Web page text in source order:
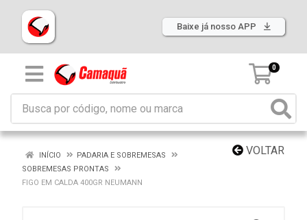
Baixe já nosso APP
0
VOLTAR
INÍCIO
PADARIA E SOBREMESAS
SOBREMESAS PRONTAS
FIGO EM CALDA 400GR NEUMANN